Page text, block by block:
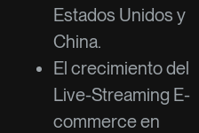
Estados Unidos y
China.
El crecimiento del
Live-Streaming E-
commerce en